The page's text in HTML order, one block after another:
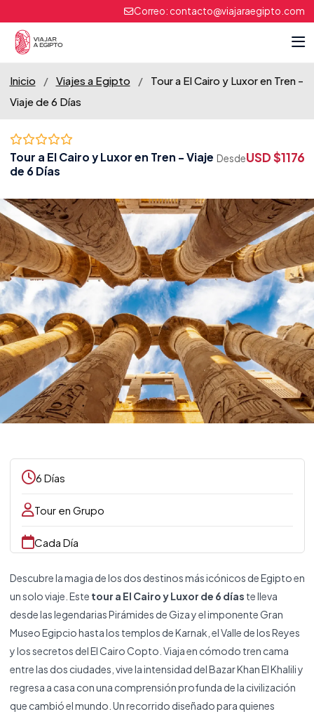
Correo: contacto@viajaraegipto.com
Inicio / Viajes a Egipto /
Tour a El Cairo y Luxor en Tren -
Viaje de 6 Días
Tour a El Cairo y Luxor en Tren - Viaje
de 6 Días
DesdeUSD $1176
6 Días
Tour en Grupo
Cada Día
Descubre la magia de los dos destinos más icónicos de Egipto en
un solo viaje. Este tour a El Cairo y Luxor de 6 días te lleva
desde las legendarias Pirámides de Giza y el imponente Gran
Museo Egipcio hasta los templos de Karnak, el Valle de los Reyes
y los secretos del El Cairo Copto. Viaja en cómodo tren cama
entre las dos ciudades, vive la intensidad del Bazar Khan El Khalili y
regresa a casa con una comprensión profunda de la civilización
que cambió el mundo. Un recorrido diseñado para quienes